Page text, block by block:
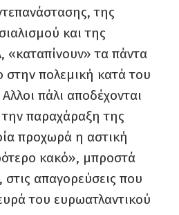
της
και της
«καταπίνουν» τα πάντα
στην πολεμική κατά του
πάλι αποδέχονται
παραχάραξη της
προχωρά η αστική
κακό», μπροστά
απαγορεύσεις που
του ευρωατλαντικού